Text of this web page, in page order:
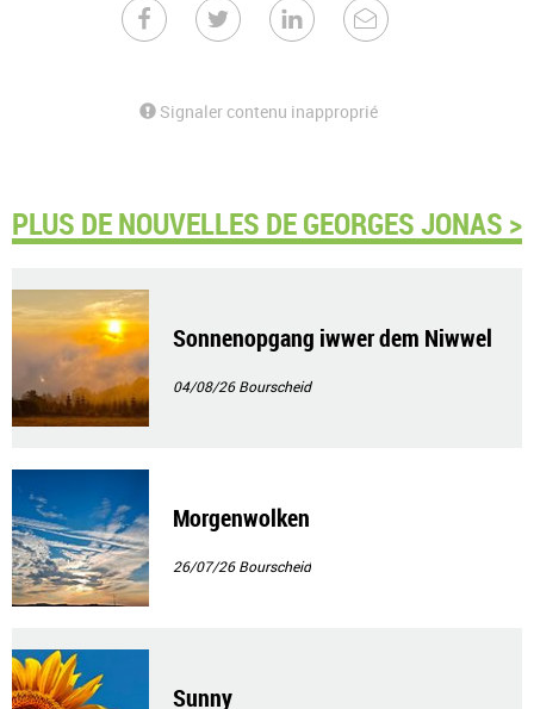
Signaler contenu inapproprié
PLUS DE NOUVELLES DE GEORGES JONAS >
Sonnenopgang iwwer dem Niwwel
04/08/26Bourscheid
Morgenwolken
26/07/26Bourscheid
Sunny